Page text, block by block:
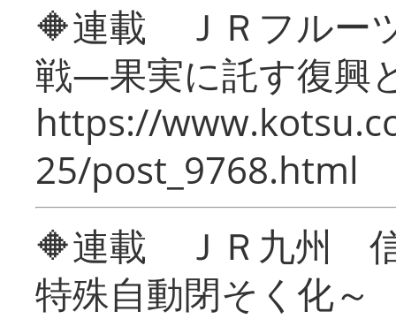
🔶連載 ＪＲフルー
戦―果実に託す復興
https://
25/post_9768.html
🔶連載 ＪＲ九州 信
特殊自動閉そく化～